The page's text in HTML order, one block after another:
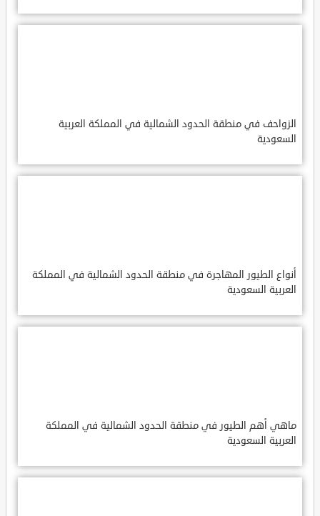
الزواحف في منطقة الحدود الشمالية في المملكة العربية
السعودية
أنواع الطيور المهاجرة في منطقة الحدود الشمالية في المملكة
العربية السعودية
ماهي أهم الطيور في منطقة الحدود الشمالية في المملكة
العربية السعودية